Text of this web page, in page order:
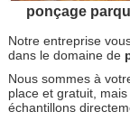
ponçage
Notre entreprise
dans le domaine de
Nous sommes à
place et gratuit,
échantillons